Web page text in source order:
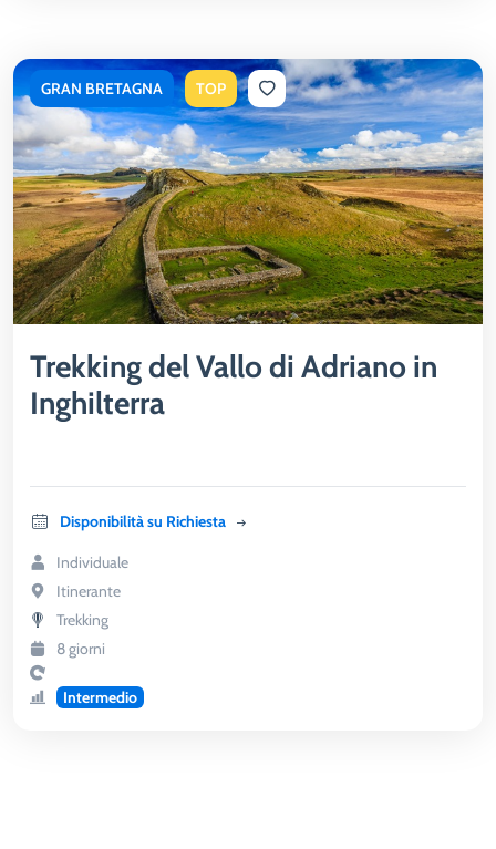
Trekking del Vallo di Adriano in
Inghilterra
Disponibilità su Richiesta
Individuale
Itinerante
Trekking
8 giorni
Intermedio
GRAN BRETAGNA TOP